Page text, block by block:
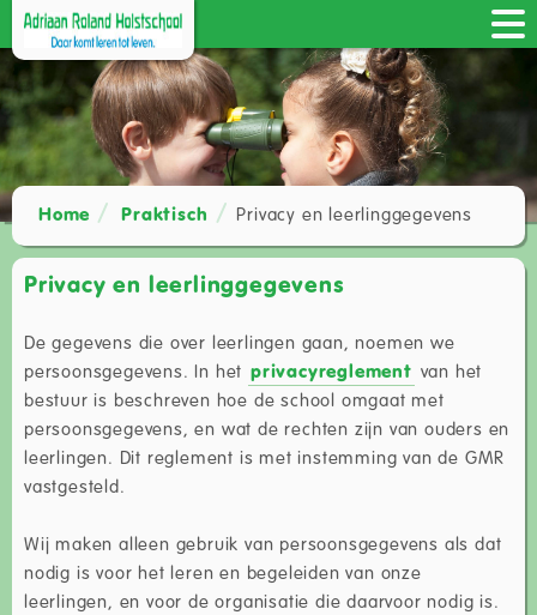
Home Praktisch Privacy en leerlinggegevens
Privacy en leerlinggegevens
De gegevens die over leerlingen gaan, noemen we
persoonsgegevens. In het privacyreglement van het
bestuur is beschreven hoe de school omgaat met
persoonsgegevens, en wat de rechten zijn van ouders en
leerlingen. Dit reglement is met instemming van de GMR
vastgesteld.
Wij maken alleen gebruik van persoonsgegevens als dat
nodig is voor het leren en begeleiden van onze
leerlingen, en voor de organisatie die daarvoor nodig is.